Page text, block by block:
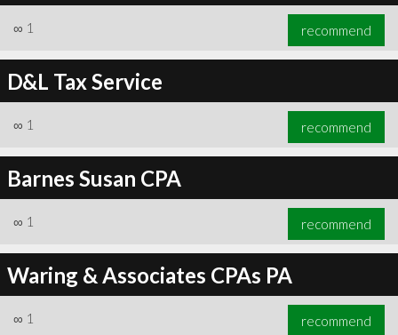
∞ 1 recommend
D&L Tax Service
∞ 1 recommend
Barnes Susan CPA
∞ 1 recommend
Waring & Associates CPAs PA
∞ 1 recommend